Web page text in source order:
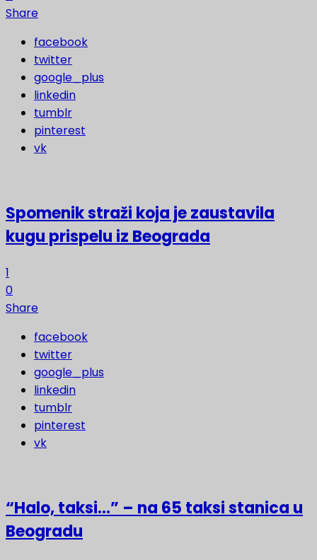
Share
facebook
twitter
google_plus
linkedin
tumblr
pinterest
vk
Spomenik straži koja je zaustavila
kugu prispelu iz Beograda
1
0
Share
facebook
twitter
google_plus
linkedin
tumblr
pinterest
vk
“Halo, taksi…” – na 65 taksi stanica u
Beogradu